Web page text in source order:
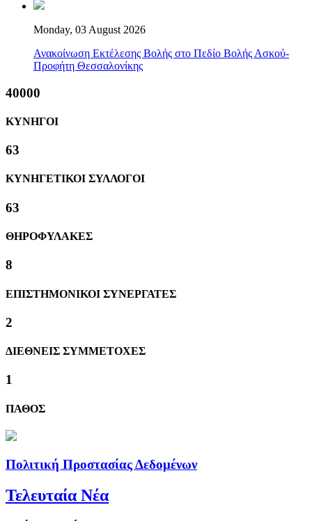
Monday, 03 August 2026
Ανακοίνωση Εκτέλεσης Βολής στο Πεδίο Βολής Ασκού-
Προφήτη Θεσσαλονίκης
40000
ΚΥΝΗΓΟΙ
63
ΚΥΝΗΓΕΤΙΚΟΙ ΣΥΛΛΟΓΟΙ
63
ΘΗΡΟΦΥΛΑΚΕΣ
8
ΕΠΙΣΤΗΜΟΝΙΚΟΙ ΣΥΝΕΡΓΑΤΕΣ
2
ΔΙΕΘΝΕΙΣ ΣΥΜΜΕΤΟΧΕΣ
1
ΠΑΘΟΣ
Πολιτική Προστασίας Δεδομένων
Τελευταία Νέα